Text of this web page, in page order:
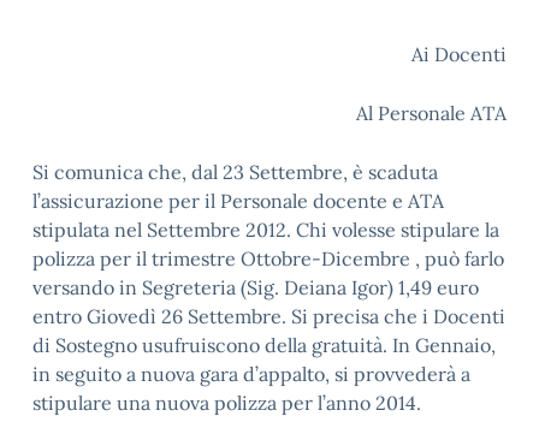
Ai Docenti
Al Personale ATA
Si comunica che, dal 23 Settembre, è scaduta
l’assicurazione per il Personale docente e ATA
stipulata nel Settembre 2012. Chi volesse stipulare la
polizza per il trimestre Ottobre-Dicembre , può farlo
versando in Segreteria (Sig. Deiana Igor) 1,49 euro
entro Giovedì 26 Settembre. Si precisa che i Docenti
di Sostegno usufruiscono della gratuità. In Gennaio,
in seguito a nuova gara d’appalto, si provvederà a
stipulare una nuova polizza per l’anno 2014.